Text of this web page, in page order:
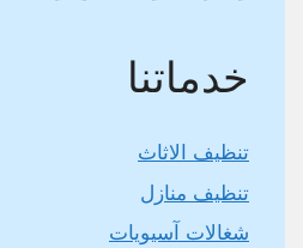
خدماتنا
تنظيف الاثاث
تنظيف منازل
شغالات آسيويات